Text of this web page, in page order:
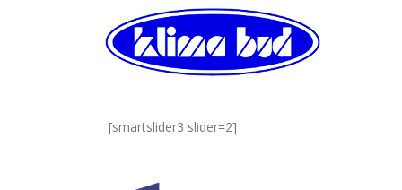
[smartslider3 slider=2]